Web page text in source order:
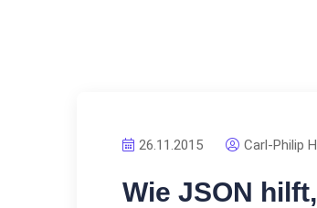
26.11.2015 Carl-Philip
Wie JSON